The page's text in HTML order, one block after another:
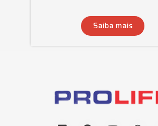
Saiba mais